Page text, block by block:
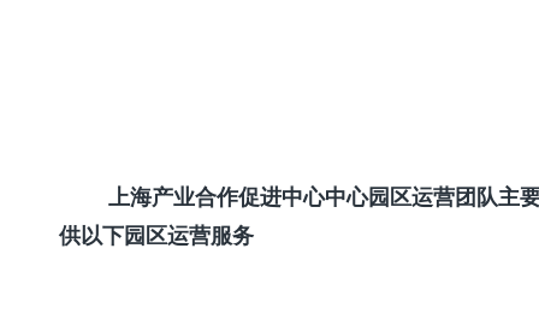
上海产业合作促进中心中心园区运营团队主
供以下园区运营服务